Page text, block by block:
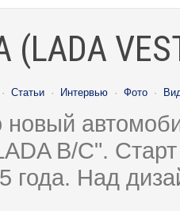
· Статьи · Интервью · Фото ·
новый
B/C".
года. Над